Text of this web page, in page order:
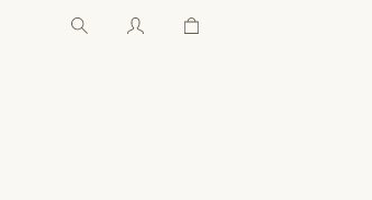
Warenkorb enthält 0